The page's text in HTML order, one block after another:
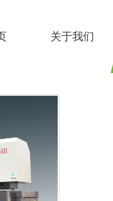
关于我们